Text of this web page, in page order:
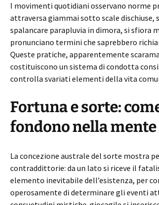
I movimenti quotidiani osservano norme
attraversa giammai sotto scale dischiuse,
spalancare parapluvia in dimora, si sfiora
pronunciano termini che saprebbero
Queste pratiche, apparentemente
costituiscono un sistema di condotta
controlla svariati elementi della vita
Fortuna e sorte:
fondono nella mente
La concezione australe del sorte mostra
contraddittorie: da un lato si riceve il
elemento inevitabile dell’esistenza, per
operosamente di determinare gli eventi